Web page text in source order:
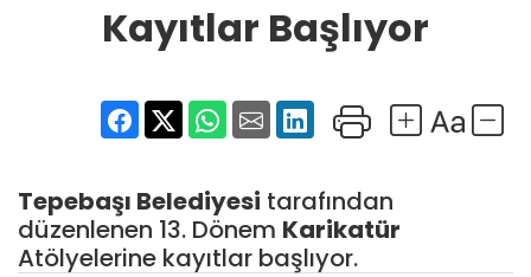
HABER
Kayıtlar Başlıyor
Tepebaşı Belediyesi tarafından
düzenlenen 13. Dönem Karikatür
Atölyelerine kayıtlar başlıyor.